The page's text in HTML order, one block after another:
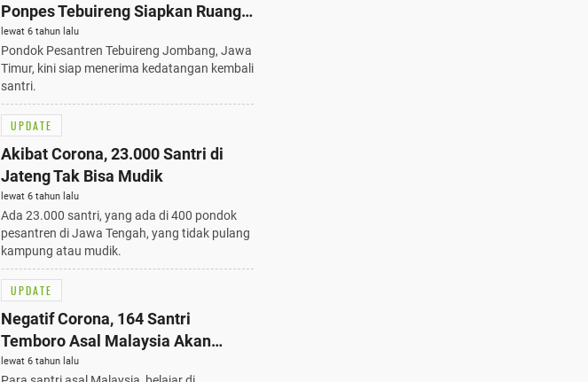
Ponpes Tebuireng Siapkan Ruang
Isolasi
lewat 6 tahun lalu
Pondok Pesantren Tebuireng Jombang, Jawa
Timur, kini siap menerima kedatangan kembali
santri.
UPDATE
Akibat Corona, 23.000 Santri di
Jateng Tak Bisa Mudik
lewat 6 tahun lalu
Ada 23.000 santri, yang ada di 400 pondok
pesantren di Jawa Tengah, yang tidak pulang
kampung atau mudik.
UPDATE
Negatif Corona, 164 Santri
Temboro Asal Malaysia Akan
Dipulangkan
lewat 6 tahun lalu